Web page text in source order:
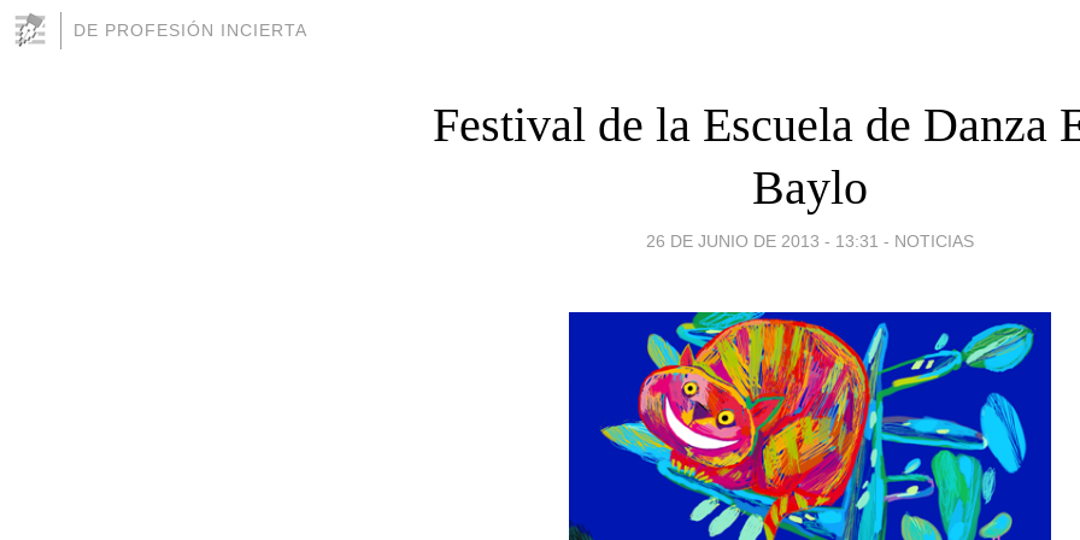
DE PROFESIÓN INCIERTA
Festival de la Escuela de Danza
Baylo
26 DE JUNIO DE 2013 - 13:31 - NOTICIAS